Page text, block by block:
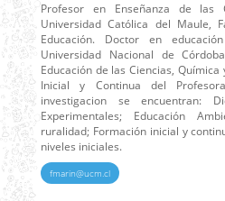
Profesor en Enseñanza de las
Universidad Católica del Maule,
Educación. Doctor en
Universidad Nacional de
Educación de las Ciencias,
Inicial y Continua del
investigacion se encuentran:
Experimentales; Educación
ruralidad; Formación inicial y
niveles iniciales.
fmarin@ucm.cl